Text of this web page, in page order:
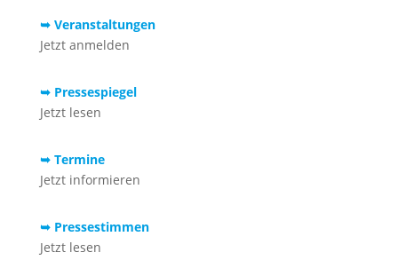
➥ Veranstaltungen
Jetzt anmelden
➥ Pressespiegel
Jetzt lesen
➥ Termine
Jetzt informieren
➥ Pressestimmen
Jetzt lesen